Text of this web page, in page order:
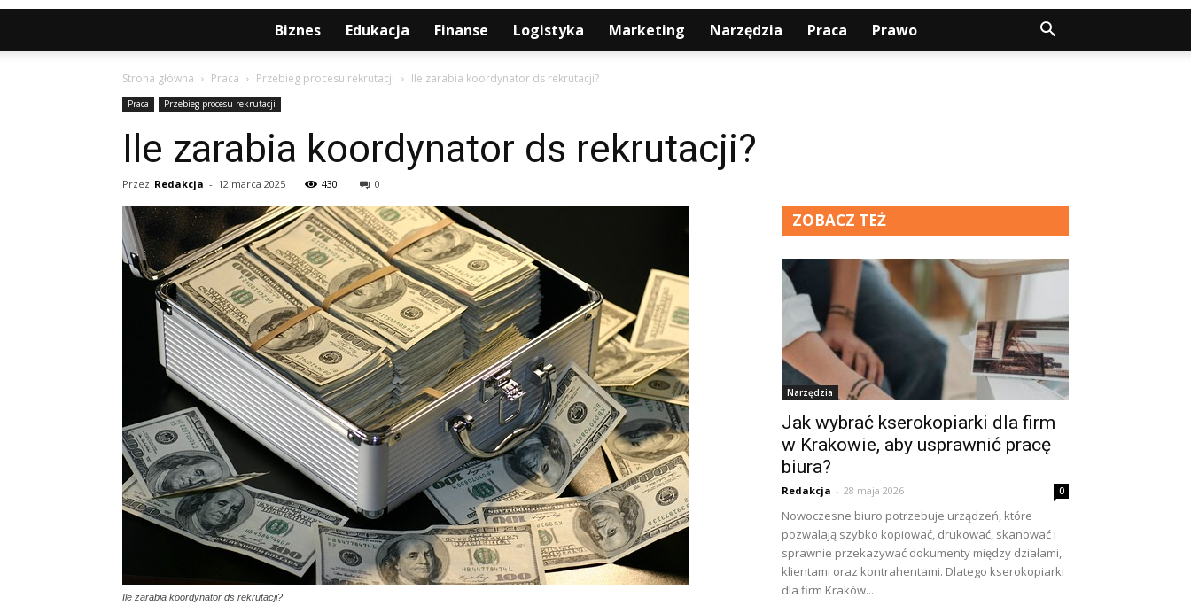
Biznes Edukacja Finanse Logistyka Marketing Narzędzia Praca Prawo
Strona główna Praca Przebieg procesu rekrutacji Ile zarabia koordynator ds rekrutacji?
Praca Przebieg procesu rekrutacji
Ile zarabia koordynator ds rekrutacji?
Przez Redakcja - 12 marca 2025 430 0
Ile zarabia koordynator ds rekrutacji?
ZOBACZ TEŻ
Narzędzia
Jak wybrać kserokopiarki dla firm
w Krakowie, aby usprawnić pracę
biura?
Redakcja - 28 maja 2026 0
Nowoczesne biuro potrzebuje urządzeń, które
pozwalają szybko kopiować, drukować, skanować i
sprawnie przekazywać dokumenty między działami,
klientami oraz kontrahentami. Dlatego kserokopiarki
dla firm Kraków...